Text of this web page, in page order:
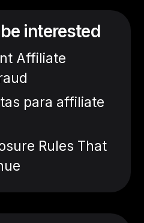
interested
Affiliate
para affiliate
Rules That